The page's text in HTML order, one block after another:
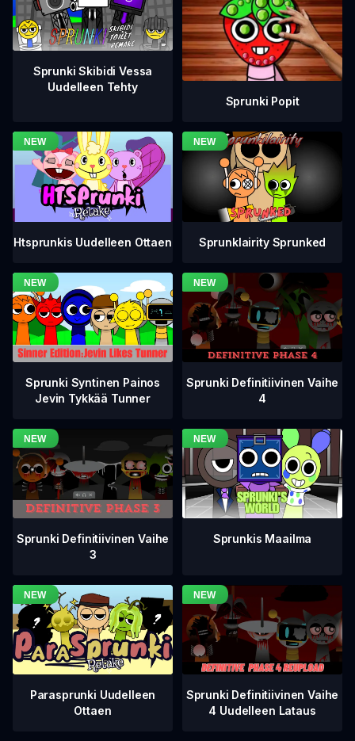
Sprunki Skibidi Vessa
Uudelleen Tehty
Sprunki Popit
Htsprunkis Uudelleen Ottaen Sprunklairity Sprunked
Sprunki Syntinen Painos
Jevin Tykkää Tunner
Sprunki Definitiivinen Vaihe
4
Sprunki Definitiivinen Vaihe
3
Sprunkis Maailma
Parasprunki Uudelleen
Ottaen
Sprunki Definitiivinen Vaihe
4 Uudelleen Lataus